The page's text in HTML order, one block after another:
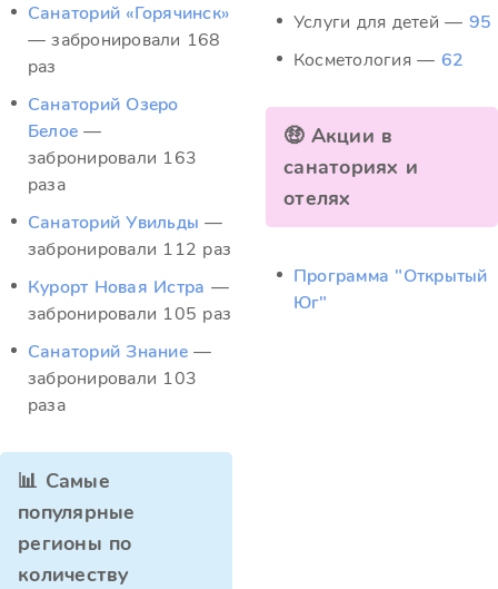
Санаторий «Горячинск»
— забронировали 168
раз
Санаторий Озеро
Белое —
забронировали 163
раза
Санаторий Увильды —
забронировали 112 раз
Курорт Новая Истра —
забронировали 105 раз
Санаторий Знание —
забронировали 103
раза
📊 Самые
популярные
регионы по
количеству
Услуги для детей — 95
Косметология — 62
🤑 Акции в
санаториях и
отелях
Программа "Открытый
Юг"